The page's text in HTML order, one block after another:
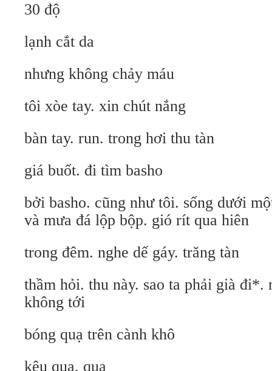
30 độ
lạnh cắt da
nhưng không chảy máu
tôi xòe tay. xin chút nắng
bàn tay. run. trong hơi thu tàn
giá buốt. đi tìm basho
bởi basho. cũng như tôi. sống dưới
và mưa đá lộp bộp. gió rít qua hiên
trong đêm. nghe dế gáy. trăng tàn
thầm hỏi. thu này. sao ta phải già
không tới
bóng quạ trên cành khô
kêu quạ. quạ